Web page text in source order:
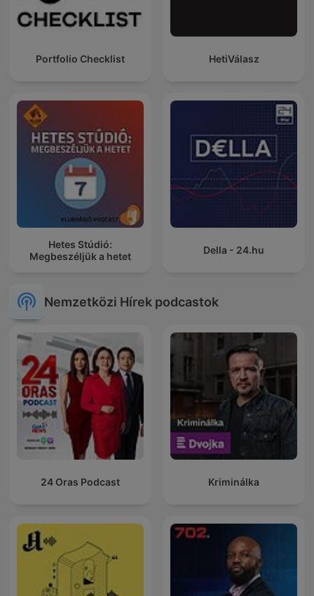
Portfolio Checklist HetiVálasz
Hetes Stúdió:
Megbeszéljük a hetet
Della - 24.hu
Nemzetközi Hírek podcastok
24 Oras Podcast Kriminálka